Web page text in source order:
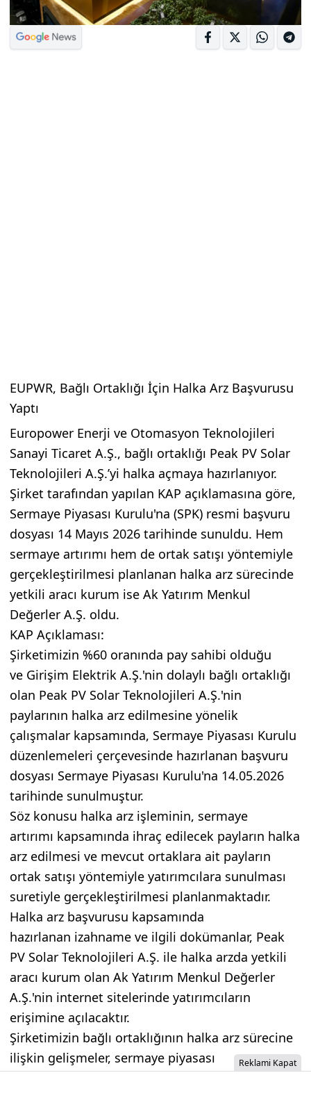
EUPWR, Bağlı Ortaklığı İçin Halka Arz Başvurusu
Yaptı
Europower Enerji ve Otomasyon Teknolojileri
Sanayi Ticaret A.Ş., bağlı ortaklığı Peak PV Solar
Teknolojileri A.Ş.’yi halka açmaya hazırlanıyor.
Şirket tarafından yapılan KAP açıklamasına göre,
Sermaye Piyasası Kurulu'na (SPK) resmi başvuru
dosyası 14 Mayıs 2026 tarihinde sunuldu. Hem
sermaye artırımı hem de ortak satışı yöntemiyle
gerçekleştirilmesi planlanan halka arz sürecinde
yetkili aracı kurum ise Ak Yatırım Menkul
Değerler A.Ş. oldu.
KAP Açıklaması:
Şirketimizin %60 oranında pay sahibi olduğu
ve Girişim Elektrik A.Ş.'nin dolaylı bağlı ortaklığı
olan Peak PV Solar Teknolojileri A.Ş.'nin
paylarının halka arz edilmesine yönelik
çalışmalar kapsamında, Sermaye Piyasası Kurulu
düzenlemeleri çerçevesinde hazırlanan başvuru
dosyası Sermaye Piyasası Kurulu'na 14.05.2026
tarihinde sunulmuştur.
Söz konusu halka arz işleminin, sermaye
artırımı kapsamında ihraç edilecek payların halka
arz edilmesi ve mevcut ortaklara ait payların
ortak satışı yöntemiyle yatırımcılara sunulması
suretiyle gerçekleştirilmesi planlanmaktadır.
Halka arz başvurusu kapsamında
hazırlanan izahname ve ilgili dokümanlar, Peak
PV Solar Teknolojileri A.Ş. ile halka arzda yetkili
aracı kurum olan Ak Yatırım Menkul Değerler
A.Ş.'nin internet sitelerinde yatırımcıların
erişimine açılacaktır.
Şirketimizin bağlı ortaklığının halka arz sürecine
ilişkin gelişmeler, sermaye piyasası
Reklami Kapat